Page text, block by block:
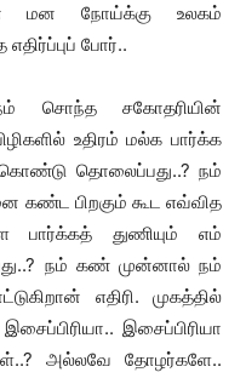
மன நோய்க்கு உலகம்
போர்..
சொந்த சகோதரியின்
உதிரம் மல்க பார்க்க
தொலைப்பது..? நம்
கண்ட பிறகும் கூட எவ்வித
பார்க்கத் துணியும் எம்
நம் கண் முன்னால் நம்
எதிரி. முகத்தில்
இசைப்பிரியா
அல்லவே தோழர்களே..